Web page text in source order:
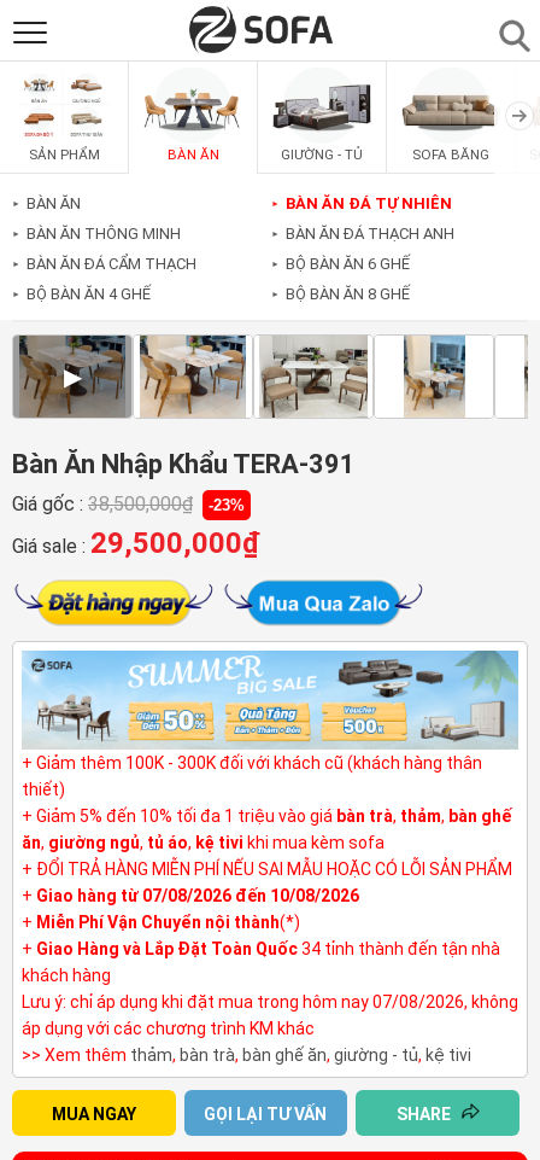
SẢN PHẨM
SOFAS
PHÒNG ĂN
PHÒNG KHÁCH
LIÊN HỆ
SẢN PHẨM BÀN ĂN GIƯỜNG - TỦ SOFA BĂNG
► BÀN ĂN
► BÀN ĂN THÔNG MINH
► BÀN ĂN ĐÁ TỰ NHIÊN
► BÀN ĂN ĐÁ THẠCH ANH
► BÀN ĂN ĐÁ CẨM THẠCH
► BỘ BÀN ĂN 4 GHẾ
► BỘ BÀN ĂN 6 GHẾ
► BỘ BÀN ĂN 8 GHẾ
▶
Bàn Ăn Nhập Khẩu TERA-391
Giá gốc : 38,500,000₫ -23%
Giá sale : 29,500,000₫
+ Giảm thêm 100K - 300K đối với khách cũ (khách hàng thân
thiết)
+ Giảm 5% đến 10% tối đa 1 triệu vào giá bàn trà, thảm, bàn ghế
ăn, giường ngủ, tủ áo, kệ tivi khi mua kèm sofa
+ ĐỔI TRẢ HÀNG MIỄN PHÍ NẾU SAI MẪU HOẶC CÓ LỖI SẢN PHẨM
+ Giao hàng từ 07/08/2026 đến 10/08/2026
+ Miễn Phí Vận Chuyển nội thành(*)
+ Giao Hàng và Lắp Đặt Toàn Quốc34 tỉnh thành đến tận nhà
khách hàng
Lưu ý: chỉ áp dụng khi đặt mua trong hôm nay 07/08/2026, không
áp dụng với các chương trình KM khác
>> Xem thêm thảm, bàn trà, bàn ghế ăn, giường - tủ, kệ tivi
MUA NGAY GỌI LẠI TƯ VẤN SHARE